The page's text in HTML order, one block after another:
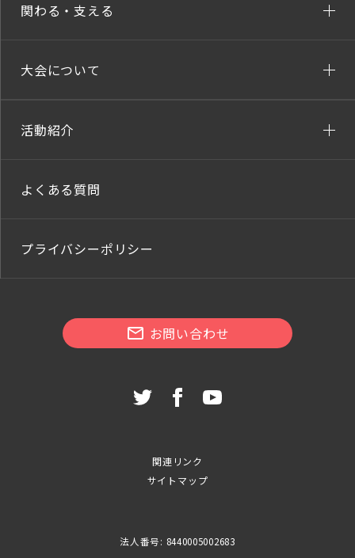
関わる・支える
大会について
活動紹介
よくある質問
プライバシーポリシー
お問い合わせ
関連リンク
サイトマップ
法人番号: 8440005002683